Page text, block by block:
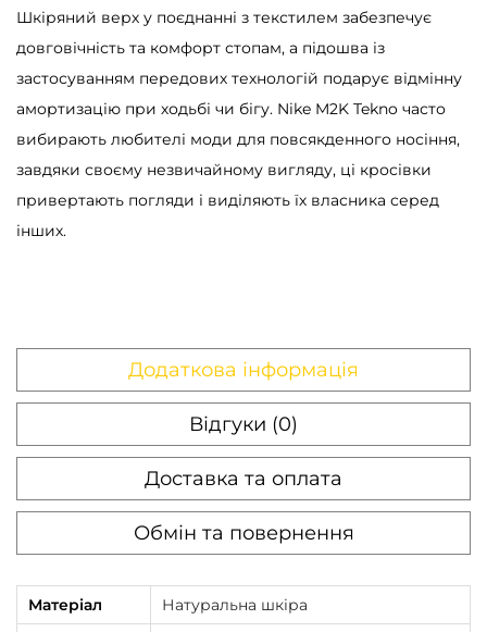
N
i
k
e
M
2
K
o
h
e
L
i
g
Шкіряний верх у поєднанні з текстилем забезпечує
довговічність та комфорт стопам, а підошва із
застосуванням передових технологій подарує відмінну
амортизацію при ходьбі чи бігу. Nike M2K Tekno часто
вибирають любителі моди для повсякденного носіння,
завдяки своєму незвичайному вигляду, ці кросівки
привертають погляди і виділяють їх власника серед
інших.
Додаткова інформація
Відгуки (0)
Доставка та оплата
Обмін та повернення
Матеріал Натуральна шкіра